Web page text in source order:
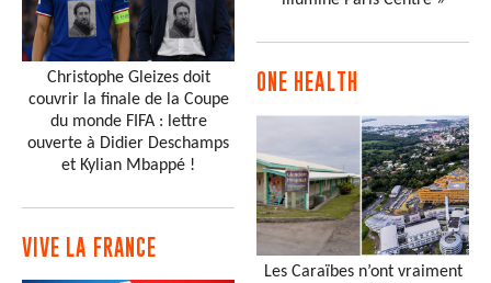
Christophe Gleizes doit
couvrir la finale de la Coupe
du monde FIFA : lettre
ouverte à Didier Deschamps
et Kylian Mbappé !
VIVE LA FRANCE
ONE HEALTH
Les Caraïbes n’ont vraiment